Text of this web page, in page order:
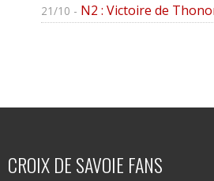
21/10 - N2 : Victoire de
CROIX DE SAVOIE FANS